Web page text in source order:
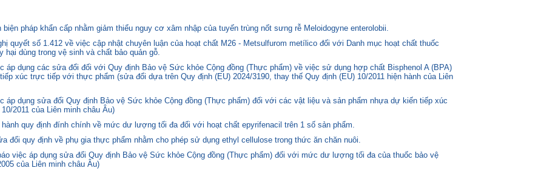
pháp khẩn cấp nhằm giảm thiểu nguy cơ xâm nhập của tuyến trùng nốt sưng rễ Meloidogyne enterolobii.
quyết số 1.412 về việc cập nhật chuyên luận của hoạt chất M26 - Metsulfurom metílico đối với Danh mục hoạt chất thuốc
dùng trong vệ sinh và chất bảo quản gỗ.
áp dụng các sửa đổi đối với Quy định Bảo vệ Sức khỏe Cộng đồng (Thực phẩm) về việc sử dụng hợp chất Bisphenol A (BPA)
xúc trực tiếp với thực phẩm (sửa đổi dựa trên Quy định (EU) 2024/3190, thay thế Quy định (EU) 10/2011 hiện hành của Liên
áp dụng sửa đổi Quy định Bảo vệ Sức khỏe Cộng đồng (Thực phẩm) đối với các vật liệu và sản phẩm nhựa dự kiến tiếp xúc
2011 của Liên minh châu Âu)
quy định đính chính về mức dư lượng tối đa đối với hoạt chất epyrifenacil trên 1 số sản phẩm.
đổi quy định về phụ gia thực phẩm nhằm cho phép sử dụng ethyl cellulose trong thức ăn chăn nuôi.
việc áp dụng sửa đổi Quy định Bảo vệ Sức khỏe Cộng đồng (Thực phẩm) đối với mức dư lượng tối đa của thuốc bảo vệ
của Liên minh châu Âu)